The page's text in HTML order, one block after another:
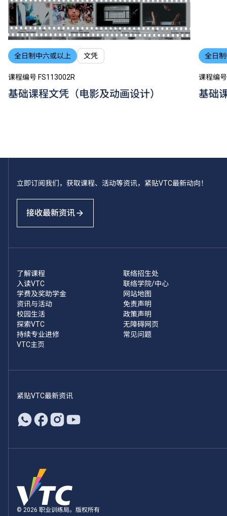
全日制中六或以上 文凭
课程编号 FS113002R
基础课程文凭（电影及动画设计）
全日
课程编
基础
立即订阅我们，获取课程、活动等资讯，紧贴VTC最新动向！
接收最新资讯
了解课程
入读VTC
学费及奖助学金
资讯与活动
校园生活
探索VTC
持续专业进修
VTC主页
联络招生处
联络学院/中心
网站地图
免责声明
政策声明
无障碍网页
常见问题
紧贴VTC最新资讯
© 2026 职业训练局。版权所有